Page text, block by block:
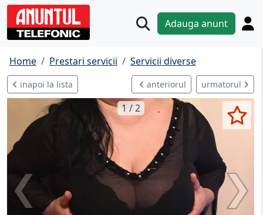
Adauga anunt
Home Prestari servicii Servicii diverse
inapoi la lista anteriorul urmatorul
1 / 2